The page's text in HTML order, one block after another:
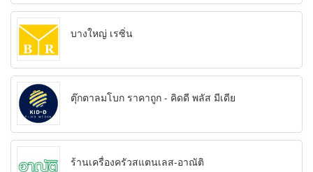
บางใหญ่ เรซิ่น
ตุ๊กตาลมโบก ราคาถูก - คิดดี พลัส มีเดีย
ร้านเครื่องครัวสแตนเลส-อาณัติ